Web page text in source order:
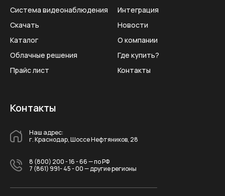
Контакты
Наш адрес:
г. Краснодар, Шоссе Нефтяников, 28
8 (800) 200 - 16 - 66— по РФ
7 (861) 991- 45 - 00— другие регионы
Система видеонаблюдения
Скачать
Каталог
Облачные решения
Прайс лист
Интеграция
Новости
О компании
Где купить?
Контакты